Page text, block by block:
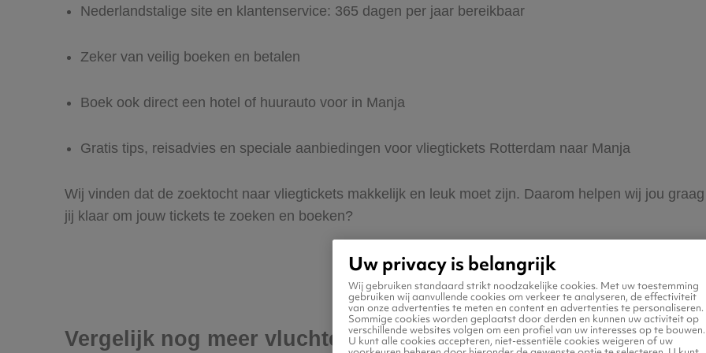
Nederlandstalige site en klantenservice: 365 dagen per jaar bereikbaar
Zeker van veilig boeken en betalen
Boek ook direct een hotel of huurauto voor in Manja
Gratis tips, reisadvies en speciale aanbiedingen voor vliegtickets Rotterdam naar Manja
Wij vinden dat de zoektocht naar vliegtickets makkelijk en leuk moet zijn. Daarom helpen wij jou
jij klaar om jouw tickets te zoeken en boeken?
Vergelijk nog meer vluchten naar Manja
Uw privacy is belangrijk
Wij gebruiken standaard strikt noodzakelijke cookies. Met uw toestemming
gebruiken wij aanvullende cookies om verkeer te analyseren, de effectiviteit
van onze advertenties te meten en content en advertenties te personaliseren.
Sommige cookies worden geplaatst door derden en kunnen uw activiteit op
verschillende websites volgen om een profiel van uw interesses op te bouwen.
U kunt alle cookies accepteren, niet-essentiële cookies weigeren of uw